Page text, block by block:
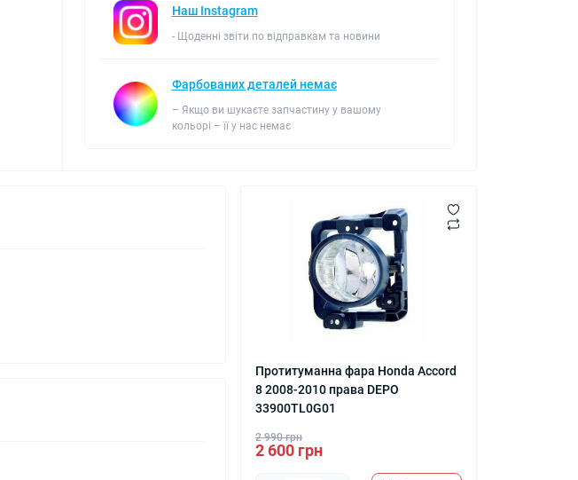
Наш Instagram
- Щоденні звіти по відправкам та новини
Фарбованих деталей немає
– Якщо ви шукаєте запчастину у вашому
кольорі – її у нас немає
Протитуманна фара Honda Accord
8 2008-2010 права DEPO
33900TL0G01
2 990 грн
2 600 грн